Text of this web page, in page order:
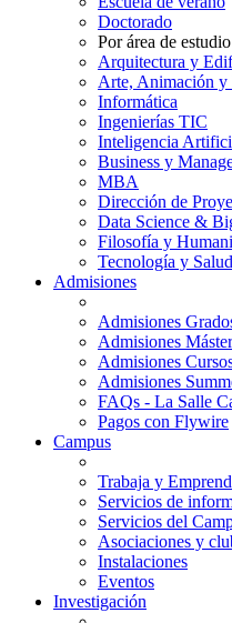
Doctorado
Por área de estudio
Arquitectura y
Arte, Animación y
Informática
Ingenierías TIC
Inteligencia
Business y
MBA
Dirección de
Data Science &
Filosofía y
Tecnología y Salud
Admisiones
Admisiones
Admisiones
Admisiones
Admisiones
FAQs - La Salle
Pagos con Flywire
Campus
Trabaja y
Servicios de
Servicios del
Asociaciones y
Instalaciones
Eventos
Investigación